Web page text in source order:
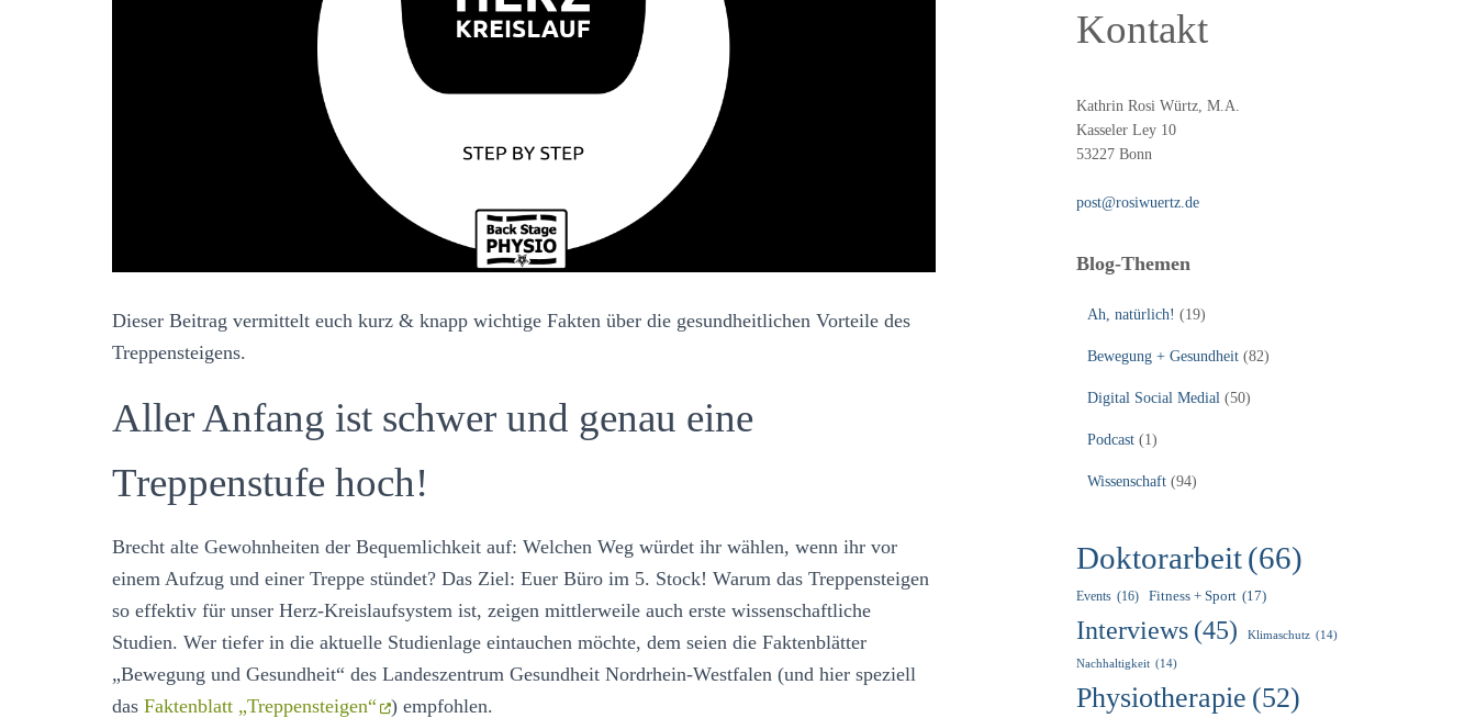
m
Dieser Beitrag vermittelt euch kurz & knapp wichtige Fakten über die gesundheitlichen Vorteile des
Treppensteigens.
Aller Anfang ist schwer und genau eine
Treppenstufe hoch!
Brecht alte Gewohnheiten der Bequemlichkeit auf: Welchen Weg würdet ihr wählen, wenn ihr vor
einem Aufzug und einer Treppe stündet? Das Ziel: Euer Büro im 5. Stock! Warum das Treppensteigen
so effektiv für unser Herz-Kreislaufsystem ist, zeigen mittlerweile auch erste wissenschaftliche
Studien. Wer tiefer in die aktuelle Studienlage eintauchen möchte, dem seien die Faktenblätter
„Bewegung und Gesundheit“ des Landeszentrum Gesundheit Nordrhein-Westfalen (und hier speziell
das Faktenblatt „Treppensteigen“ ) empfohlen.
Kontakt
Kathrin Rosi Würtz, M.A.
Kasseler Ley 10
53227 Bonn
post@rosiwuertz.de
Blog-Themen
Ah, natürlich! (19)
Bewegung + Gesundheit(82)
Digital Social Medial (50)
Podcast(1)
Wissenschaft(94)
Doktorarbeit (66)
Events (16) Fitness + Sport (17)
Interviews (45) Klimaschutz (14)
Nachhaltigkeit (14)
Physiotherapie (52)